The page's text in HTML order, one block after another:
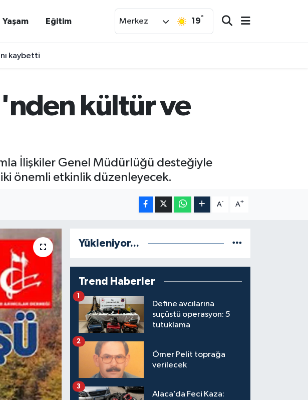
Yaşam Eğitim Merkez 19°
kaybetti
kültür ve
İlişkiler Genel Müdürlüğü desteğiyle
önemli etkinlik düzenleyecek.
A- A+
Yükleniyor...
Trend Haberler
Define avcılarına
suçüstü operasyon: 5
tutuklama
1
Ömer Pelit toprağa
verilecek
2
Alaca’da Feci Kaza:
3